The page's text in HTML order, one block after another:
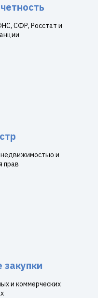
СФР, Росстат и
и
прав
и коммерческих